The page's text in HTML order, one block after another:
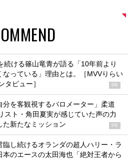
続ける篠山竜青が語る「10年前より
なっている」理由とは。［MVVりらい
タビュー］
PR
分を客観視するバロメーター」柔道
スト・角田夏実が感じていた声の力
た新たなミッション
PR
臨し続けるオランダの超人ハリー・ラ
本のエースの太田海也「絶対王者から